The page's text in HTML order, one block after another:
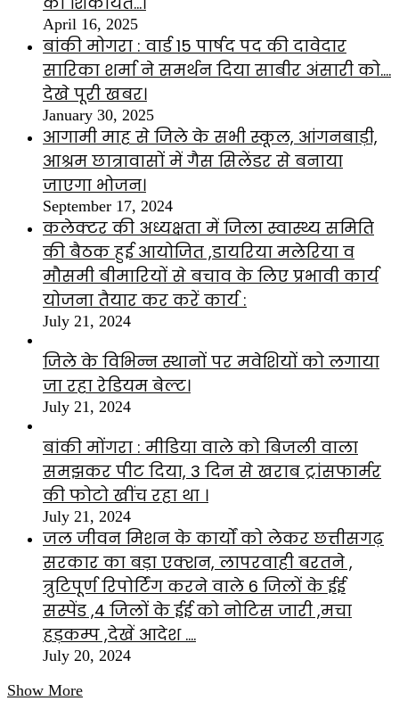
April 16, 2025
बांकी मोगरा : वार्ड 15 पार्षद पद की दावेदार
सारिका शर्मा ने समर्थन दिया साबीर अंसारी को….
देखे पूरी खबर।
January 30, 2025
आगामी माह से जिले के सभी स्कूल, आंगनबाड़ी,
आश्रम छात्रावासों में गैस सिलेंडर से बनाया
जाएगा भोजन।
September 17, 2024
कलेक्टर की अध्यक्षता में जिला स्वास्थ्य समिति
की बैठक हुई आयोजित ,डायरिया मलेरिया व
मौसमी बीमारियों से बचाव के लिए प्रभावी कार्य
योजना तैयार कर करें कार्य :
July 21, 2024
जिले के विभिन्न स्थानों पर मवेशियों को लगाया
जा रहा रेडियम बेल्ट।
July 21, 2024
बांकी मोंगरा : मीडिया वाले को बिजली वाला
समझकर पीट दिया, 3 दिन से खराब ट्रांसफार्मर
की फोटो खींच रहा था ।
July 21, 2024
जल जीवन मिशन के कार्यों को लेकर छत्तीसगढ़
सरकार का बड़ा एक्शन, लापरवाही बरतने ,
त्रुटिपूर्ण रिपोर्टिंग करने वाले 6 जिलों के ईई
सस्पेंड ,4 जिलों के ईई को नोटिस जारी ,मचा
हड़कम्प ,देखें आदेश ….
July 20, 2024
Show More